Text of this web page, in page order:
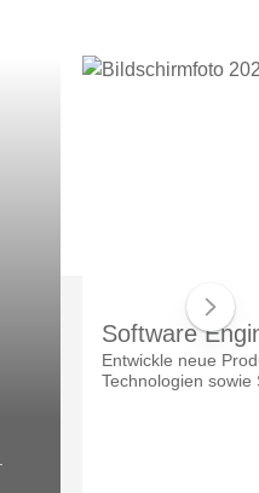
Software
Entwickle neue
Technologien